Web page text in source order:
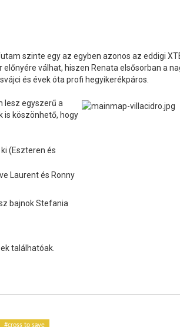
szinte egy az egyben azonos az eddigi
válhat, hiszen Renata elsősorban a
és évek óta profi hegyikerékpáros.
lesz egyszerű a
is köszönhető, hogy
(Eszteren és
Laurent és Ronny
bajnok Stefania
találhatóak.
cross to save